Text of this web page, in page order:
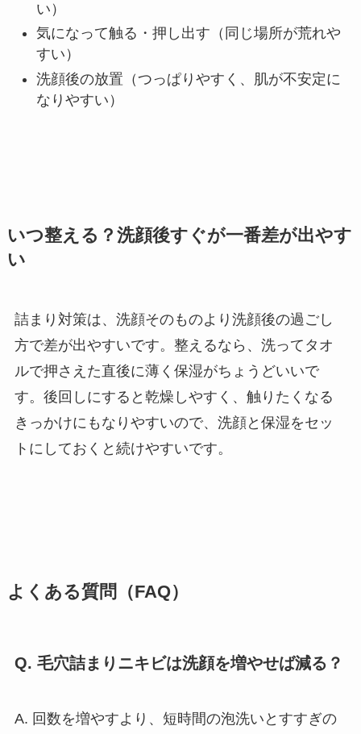
い）
気になって触る・押し出す（同じ場所が荒れや
すい）
洗顔後の放置（つっぱりやすく、肌が不安定に
なりやすい）
いつ整える？洗顔後すぐが一番差が出やす
い
詰まり対策は、洗顔そのものより洗顔後の過ごし
方で差が出やすいです。整えるなら、洗ってタオ
ルで押さえた直後に薄く保湿がちょうどいいで
す。後回しにすると乾燥しやすく、触りたくなる
きっかけにもなりやすいので、洗顔と保湿をセッ
トにしておくと続けやすいです。
よくある質問（FAQ）
Q. 毛穴詰まりニキビは洗顔を増やせば減る？
A. 回数を増やすより、短時間の泡洗いとすすぎの